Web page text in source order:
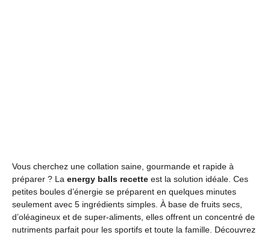
Vous cherchez une collation saine, gourmande et rapide à
préparer ? La energy balls recette est la solution idéale. Ces
petites boules d’énergie se préparent en quelques minutes
seulement avec 5 ingrédients simples. À base de fruits secs,
d’oléagineux et de super-aliments, elles offrent un concentré de
nutriments parfait pour les sportifs et toute la famille. Découvrez